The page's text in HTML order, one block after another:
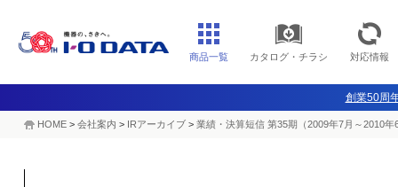
商品一覧 カタログ・チラシ 対応情報
創業50周
HOME > 会社案内 > IRアーカイブ > 業績・決算短信 第35期（2009年7月～2010年